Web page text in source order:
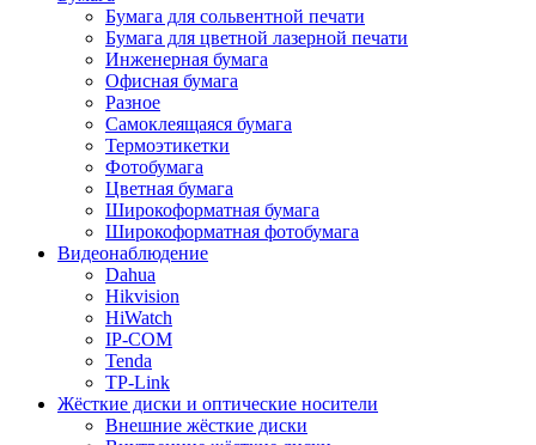
Бумага для сольвентной печати
Бумага для цветной лазерной печати
Инженерная бумага
Офисная бумага
Разное
Самоклеящаяся бумага
Термоэтикетки
Фотобумага
Цветная бумага
Широкоформатная бумага
Широкоформатная фотобумага
Видеонаблюдение
Dahua
Hikvision
HiWatch
IP-COM
Tenda
TP-Link
Жёсткие диски и оптические носители
Внешние жёсткие диски